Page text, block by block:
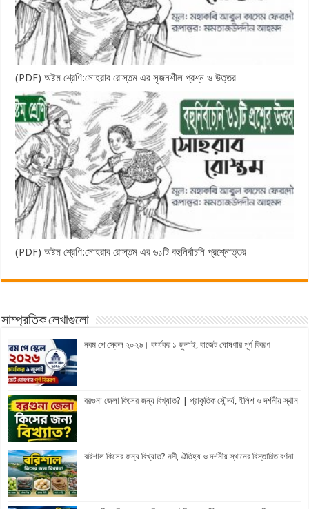
(PDF) অষ্টম শ্রেণি:সোহরাব রোস্তম এর সৃজনশীল প্রশ্ন ও উত্তর
(PDF) অষ্টম শ্রেণি:সোহরাব রোস্তম এর ৬১টি বহুনির্বাচনি প্রশ্নোত্তর
সাম্প্রতিক লেখাগুলো
নবম পে স্কেল ২০২৬। কার্যকর ১ জুলাই, বাজেট ঘোষণার পূর্ণ বিবরণ
বরগুনা জেলা কিসের জন্য বিখ্যাত? | প্রাকৃতিক সৌন্দর্য, ইলিশ ও দর্শনীয় স্থান
বরিশাল কিসের জন্য বিখ্যাত? নদী, ঐতিহ্য ও দর্শনীয় স্থানের বিস্তারিত বর্ণনা